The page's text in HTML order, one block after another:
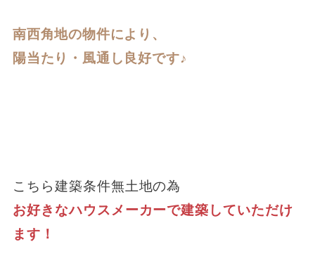
南西角地の物件により、
陽当たり・風通し良好です♪
こちら建築条件無土地の為
お好きなハウスメーカーで建築していただけ
ます！